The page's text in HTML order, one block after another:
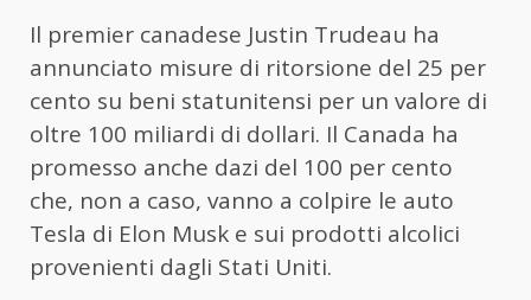
Il premier canadese Justin Trudeau ha
annunciato misure di ritorsione del 25 per
cento su beni statunitensi per un valore di
oltre 100 miliardi di dollari. Il Canada ha
promesso anche dazi del 100 per cento
che, non a caso, vanno a colpire le auto
Tesla di Elon Musk e sui prodotti alcolici
provenienti dagli Stati Uniti.